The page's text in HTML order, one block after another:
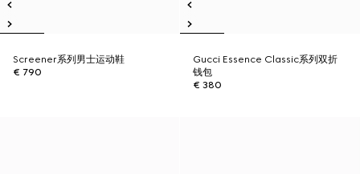
Screener系列男士运动鞋
€ 790
Gucci Essence Classic系列双折
钱包
€ 380